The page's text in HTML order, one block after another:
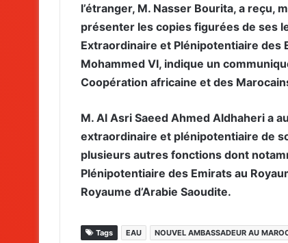
l’étranger, M. Nasser Bourita, a reçu,
présenter les copies figurées de ses
Extraordinaire et Plénipotentiaire des
Mohammed VI, indique un
Coopération africaine et des
M. Al Asri Saeed Ahmed Aldhaheri a
extraordinaire et plénipotentiaire de
plusieurs autres fonctions dont
Plénipotentiaire des Emirats au
Royaume d’Arabie Saoudite.
Tags EAU NOUVEL AMBASSADEUR AU